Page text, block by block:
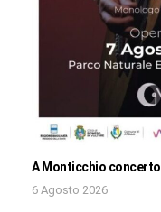
A Monticchio
6 Agosto 2026